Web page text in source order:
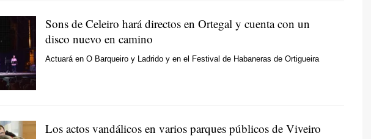
Sons de Celeiro hará directos en Ortegal y cuenta con un
disco nuevo en camino
Actuará en O Barqueiro y Ladrido y en el Festival de Habaneras de Ortigueira
Los actos vandálicos en varios parques públicos de Viveiro